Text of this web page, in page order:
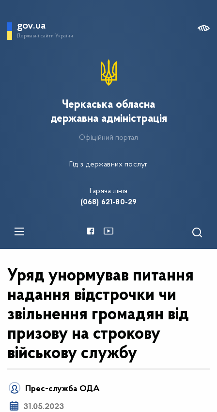
gov.ua
Державні сайти України
Гід з державних послуг
Черкаська обласна
державна адміністрація
Офіційний портал
Гаряча лінія
(068) 621-80-29
Уряд унормував питання
надання відстрочки чи
звільнення громадян від
призову на строкову
військову службу
Прес-служба ОДА
31.05.2023